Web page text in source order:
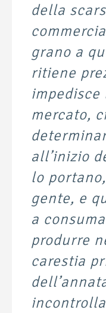
della
grano a
ritiene
mercato,
all’inizio
lo
gente, e
a
produrre
carestia